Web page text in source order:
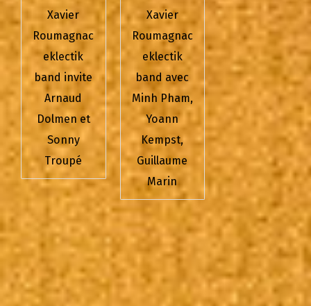
Xavier
Roumagnac
eklectik
band invite
Arnaud
Dolmen et
Sonny
Troupé
Xavier
Roumagnac
eklectik
band avec
Minh Pham,
Yoann
Kempst,
Guillaume
Marin